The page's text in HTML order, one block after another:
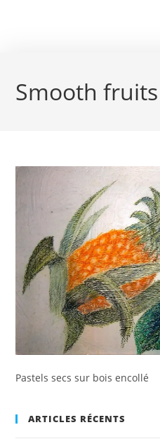
Smooth fruits
Pastels secs sur bois encollé
ARTICLES RÉCENTS